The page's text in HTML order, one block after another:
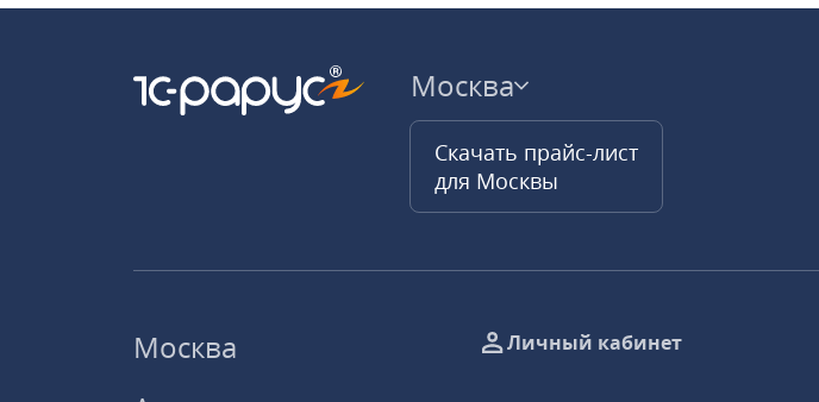
Москва
Скачать прайс-лист
для Москвы
Москва
Личный кабинет